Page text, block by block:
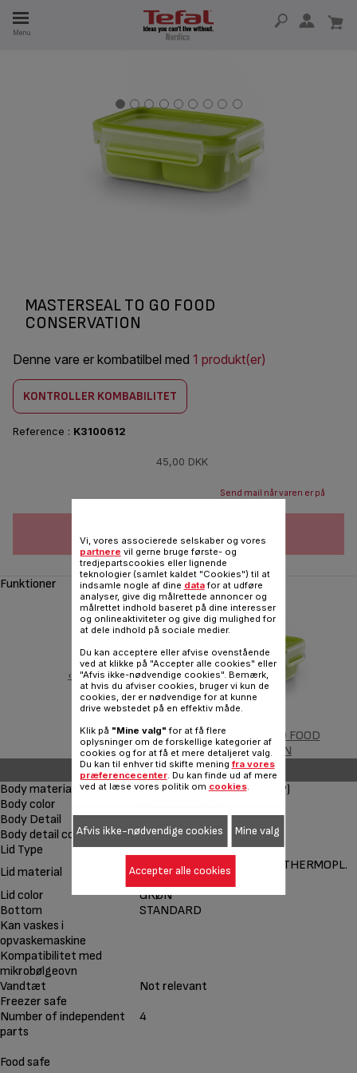
Menu
MASTERSEAL TO GO FOOD
CONSERVATION
Denne vare er kombatilbel med 1 produkt(er)
KONTROLLER KOMBABILITET
Reference : K3100612
45,00 DKK
Send mail når varen er på
FØJ TIL INDKØBSVOGN
Funktioner
‹
MASTERSEAL TO GO FOOD
CONSERVATION
Other features
Body material
Plastic - Polypropylenex (PP)
Body color
Body Detail
2 INSERTS
Body detail color
GRØN
Lid Type
Clip-Freshness Seal
Lid material
PLASTIC-POLYPROP. (PP) / THERMOPL.
ELAST. (TPE)
Lid color
GRØN
Bottom
STANDARD
Kan vaskes i
opvaskemaskine
Kompatibilitet med
mikrobølgeovn
Vandtæt
Not relevant
Freezer safe
Number of independent
parts
4
Food safe
Vi, vores associerede selskaber og vores
partnere vil gerne bruge første- og
tredjepartscookies eller lignende
teknologier (samlet kaldet "Cookies") til at
indsamle nogle af dine datafor at udføre
analyser, give dig målrettede annoncer og
målrettet indhold baseret på dine interesser
og onlineaktiviteter og give dig mulighed for
at dele indhold på sociale medier.
Du kan acceptere eller afvise ovenstående
ved at klikke på "Accepter alle cookies" eller
"Afvis ikke-nødvendige cookies". Bemærk,
at hvis du afviser cookies, bruger vi kun de
cookies, der er nødvendige for at kunne
drive webstedet på en effektiv måde.
Klik på "Mine valg" for at få flere
oplysninger om de forskellige kategorier af
cookies og for at få et mere detaljeret valg.
Du kan til enhver tid skifte mening fra vores
præferencecenter. Du kan finde ud af mere
ved at læse vores politik om cookies.
Afvis ikke-nødvendige cookies Mine valg
Accepter alle cookies